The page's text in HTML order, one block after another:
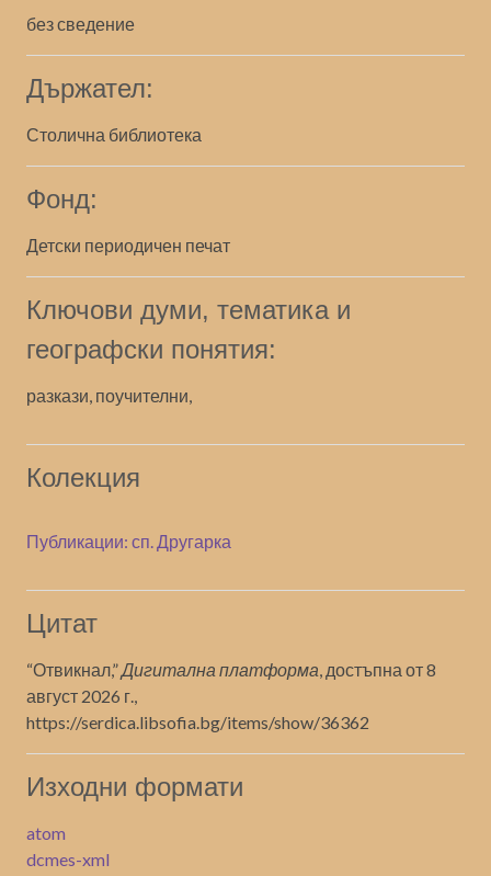
без сведение
Държател:
Столична библиотека
Фонд:
Детски периодичен печат
Ключови думи, тематика и
географски понятия:
разкази, поучителни,
Колекция
Публикации: сп. Другарка
Цитат
“Отвикнал,”Дигитална платформа, достъпна от 8
август 2026 г.,
https://serdica.libsofia.bg/items/show/36362
Изходни формати
atom
dcmes-xml